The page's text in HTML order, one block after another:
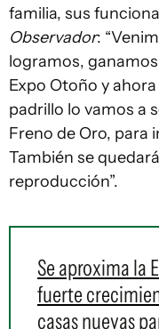
familia, sus
Observador:
logramos,
Expo Otoño y
padrillo lo vamos a
Freno de Oro, para
También se
reproducción”.
Se aproxima la
fuerte
casas nuevas